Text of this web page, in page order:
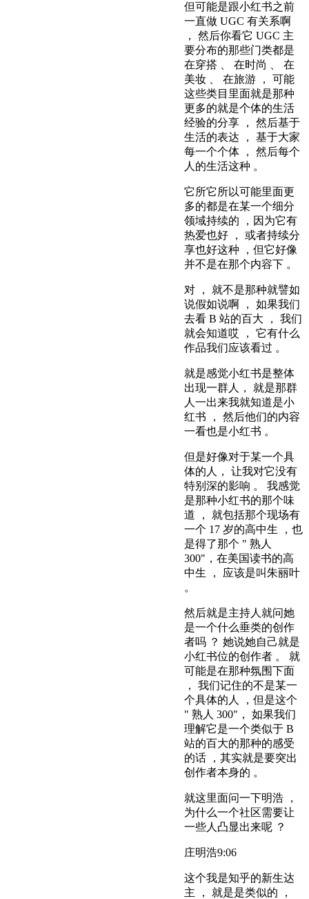
但可能是跟小红书之前
一直做 UGC 有关系啊
， 然后你看它 UGC 主
要分布的那些门类都是
在穿搭 、 在时尚 、 在
美妆 、 在旅游 ， 可能
这些类目里面就是那种
更多的就是个体的生活
经验的分享 ， 然后基于
生活的表达 ， 基于大家
每一个个体 ， 然后每个
人的生活这种 。
它所它所以可能里面更
多的都是在某一个细分
领域持续的 ，因为它有
热爱也好 ， 或者持续分
享也好这种 ，但它好像
并不是在那个内容下 。
对 ， 就不是那种就譬如
说假如说啊 ， 如果我们
去看 B 站的百大 ， 我们
就会知道哎 ， 它有什么
作品我们应该看过 。
就是感觉小红书是整体
出现一群人， 就是那群
人一出来我就知道是小
红书 ， 然后他们的内容
一看也是小红书 。
但是好像对于某一个具
体的人， 让我对它没有
特别深的影响 。 我感觉
是那种小红书的那个味
道 ， 就包括那个现场有
一个 17 岁的高中生 ，也
是得了那个 " 熟人
300"，在美国读书的高
中生 ， 应该是叫朱丽叶
。
然后就是主持人就问她
是一个什么垂类的创作
者吗 ？ 她说她自己就是
小红书位的创作者 。 就
可能是在那种氛围下面
， 我们记住的不是某一
个具体的人 ，但是这个
" 熟人 300"， 如果我们
理解它是一个类似于 B
站的百大的那种的感受
的话 ，其实就是要突出
创作者本身的 。
就这里面问一下明浩 ，
为什么一个社区需要让
一些人凸显出来呢 ？
庄明浩9:06
这个我是知乎的新生达
主 ， 就是是类似的 ，